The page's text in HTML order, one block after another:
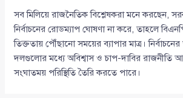
সব মিলিয়ে রাজনৈতিক বিশ্লেষকরা মনে করছেন,
নির্বাচনের রোডম্যাপ ঘোষণা না করে, তাহলে
তিক্ততায় পৌঁছানো সময়ের ব্যাপার মাত্র।
দলগুলোর মধ্যে অবিশ্বাস ও চাপ-দাবির রাজনীতি
সংঘাতময় পরিস্থিতি তৈরি করতে পারে।